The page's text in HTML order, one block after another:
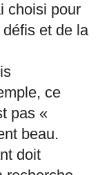
choisi pour
et de la
ce
pas «
beau.
doit